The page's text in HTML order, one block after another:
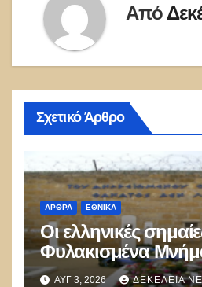
Από
Σχετικό Άρθρο
ΑΡΘΡΑ ΕΘΝΙΚΑ
Οι ελληνικές
Φυλακισμένα
λήθη των δικών μας
ΑΥΓ 3, 2026 ΔΕΚΈΛΕΙΑ